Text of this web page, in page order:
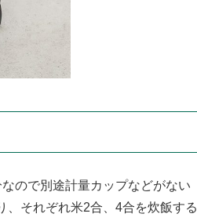
ので別途計量カップなどがない
、それぞれ米2合、4合を炊飯する